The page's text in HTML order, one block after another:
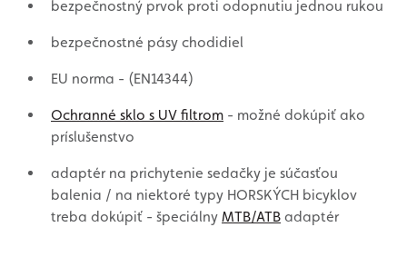
bezpečnostný prvok proti odopnutiu jednou rukou
bezpečnostné pásy chodidiel
EU norma - (EN14344)
Ochranné sklo s UV filtrom - možné dokúpiť ako
príslušenstvo
adaptér na prichytenie sedačky je súčasťou
balenia / na niektoré typy HORSKÝCH bicyklov
treba dokúpiť - špeciálny MTB/ATB adaptér